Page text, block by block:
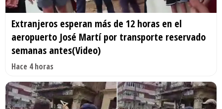
Extranjeros esperan más de 12 horas en el
aeropuerto José Martí por transporte reservado
semanas antes(Video)
Hace 4 horas